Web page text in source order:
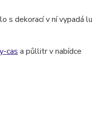
s dekorací v ní vypadá
cas a půllitr v nabídce